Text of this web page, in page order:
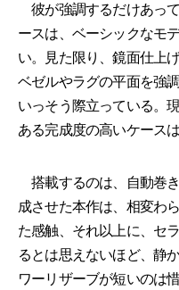
彼が強調するだけあっ
ースは、ベーシックなモ
い。見た限り、鏡面仕上
ベゼルやラグの平面を強
いっそう際立っている。
ある完成度の高いケース
搭載するのは、自動巻
成させた本作は、相変わ
た感触、それ以上に、セ
るとは思えないほど、静
ワーリザーブが短いのは